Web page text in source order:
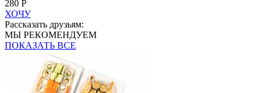
280 Р
ХОЧУ
Рассказать друзьям:
МЫ РЕКОМЕНДУЕМ
ПОКАЗАТЬ ВСЕ